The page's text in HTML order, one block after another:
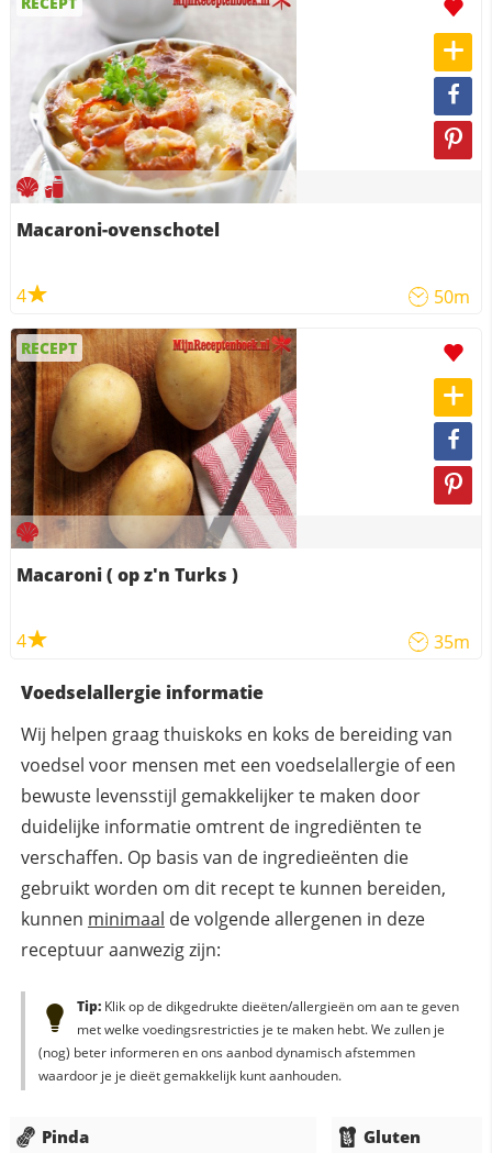
Macaroni-ovenschotel
4 50m
RECEPT
Macaroni ( op z'n Turks )
4 35m
Voedselallergie informatie
Wij helpen graag thuiskoks en koks de bereiding van
voedsel voor mensen met een voedselallergie of een
bewuste levensstijl gemakkelijker te maken door
duidelijke informatie omtrent de ingrediënten te
verschaffen. Op basis van de ingredieënten die
gebruikt worden om dit recept te kunnen bereiden,
kunnen minimaal de volgende allergenen in deze
receptuur aanwezig zijn:
Tip:Klik op de dikgedrukte dieëten/allergieën om aan te geven
met welke voedingsrestricties je te maken hebt. We zullen je
(nog) beter informeren en ons aanbod dynamisch afstemmen
waardoor je je dieët gemakkelijk kunt aanhouden.
Pinda Gluten